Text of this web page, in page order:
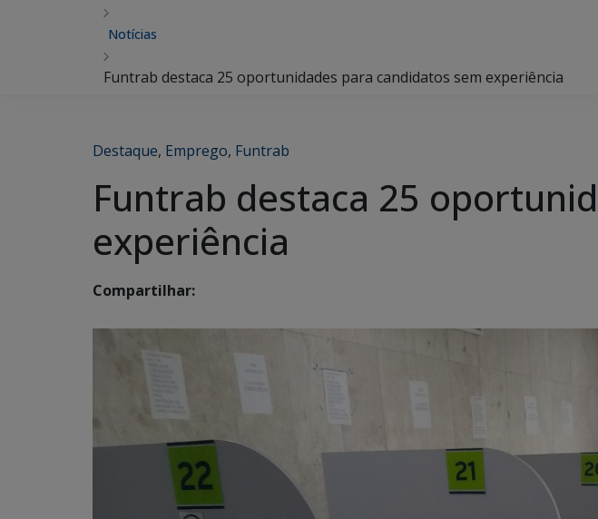
Notícias
Funtrab destaca 25 oportunidades para candidatos sem experiência
Destaque, Emprego, Funtrab
Funtrab destaca 25
experiência
Compartilhar: